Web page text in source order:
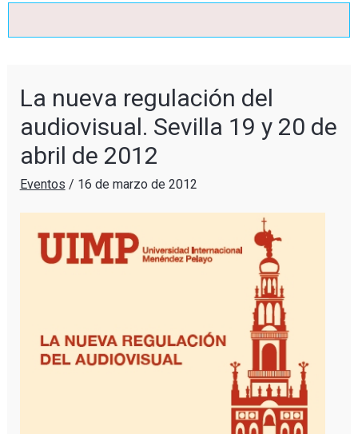
La nueva regulación del
audiovisual. Sevilla 19 y 20 de
abril de 2012
Eventos / 16 de marzo de 2012